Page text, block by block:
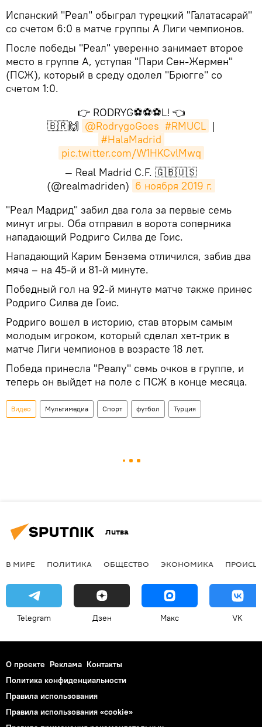
Испанский "Реал" обыграл турецкий "Галатасарай"
со счетом 6:0 в матче группы А Лиги чемпионов.
После победы "Реал" уверенно занимает второе
место в группе А, уступая "Пари Сен-Жермен"
(ПСЖ), который в среду одолел "Брюгге" со
счетом 1:0.
👉 RODRYG⚽⚽⚽L! 👈
🇧🇷🙌 @RodrygoGoes #RMUCL |
#HalaMadrid
pic.twitter.com/W1HKCvlMwq
— Real Madrid C.F. 🇬🇧🇺🇸
(@realmadriden) 6 ноября 2019 г.
​"Реал Мадрид" забил два гола за первые семь
минут игры. Оба отправил в ворота соперника
нападающий Родриго Силва де Гоис.
Нападающий Карим Бензема отличился, забив два
мяча – на 45-й и 81-й минуте.
Победный гол на 92-й минуте матче также принес
Родриго Силва де Гоис.
Родриго вошел в историю, став вторым самым
молодым игроком, который сделал хет-трик в
матче Лиги чемпионов в возрасте 18 лет.
Победа принесла "Реалу" семь очков в группе, и
теперь он выйдет на поле с ПСЖ в конце месяца.
Видео Мультимедиа Спорт футбол Турция
Литва
В МИРЕ ПОЛИТИКА ОБЩЕСТВО ЭКОНОМИКА
Telegram Дзен Макс VK
О проекте Реклама Контакты
Политика конфиденциальности
Правила использования
Правила использования «cookie»